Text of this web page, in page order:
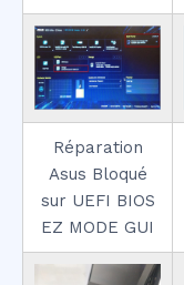
Réparation
Asus Bloqué
sur UEFI BIOS
EZ MODE GUI